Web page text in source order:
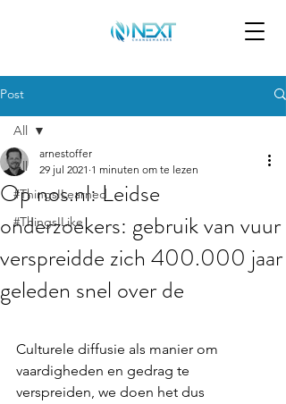
Post
All
#ThingsILearned
#ThingsILike
All
Op nos.nl: Leidse
onderzoekers: gebruik van vuur
verspreidde zich 400.000 jaar
geleden snel over de
arnestoffer
29 jul 2021 1 minuten om te lezen
Culturele diffusie als manier om
vaardigheden en gedrag te
verspreiden, we doen het dus